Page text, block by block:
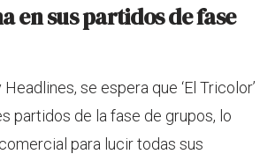
en sus partidos de fase
se espera que ‘El Tricolor’
partidos de la fase de grupos, lo
para lucir todas sus